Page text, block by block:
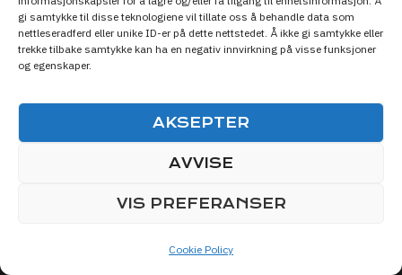
gi samtykke til disse teknologiene vil tillate oss å behandle data som
nettleseradferd eller unike ID-er på dette nettstedet. Å ikke gi samtykke eller
trekke tilbake samtykke kan ha en negativ innvirkning på visse funksjoner
og egenskaper.
AKSEPTER
AVVISE
VIS PREFERANSER
Cookie Policy
Terms
Privacy
Support